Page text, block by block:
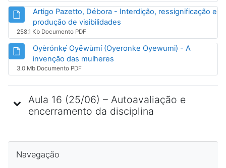
Artigo Pazetto, Débora - Interdição, ressignificação e
produção de visibilidades
258.1 Kb Documento PDF
Oyèrónkẹ́ Oyěwùmí (Oyeronke Oyewumi) - A
invenção das mulheres
3.0 Mb Documento PDF
Aula 16 (25/06) – Autoavaliação e
encerramento da disciplina
Navegação